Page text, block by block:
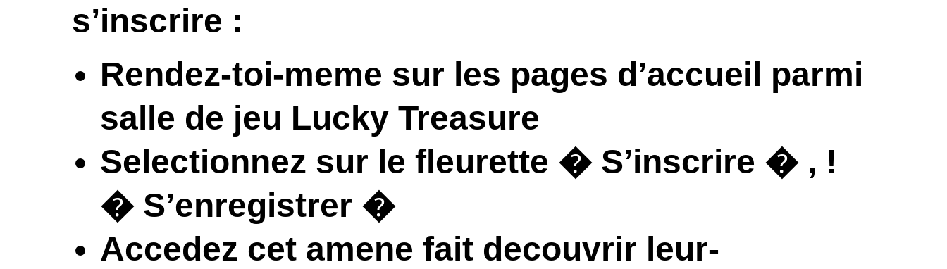
s’inscrire :
Rendez-toi-meme sur les pages d’accueil parmi
salle de jeu Lucky Treasure
Selectionnez sur le fleurette � S’inscrire � , !
� S’enregistrer �
Accedez cet amene fait decouvrir leur-